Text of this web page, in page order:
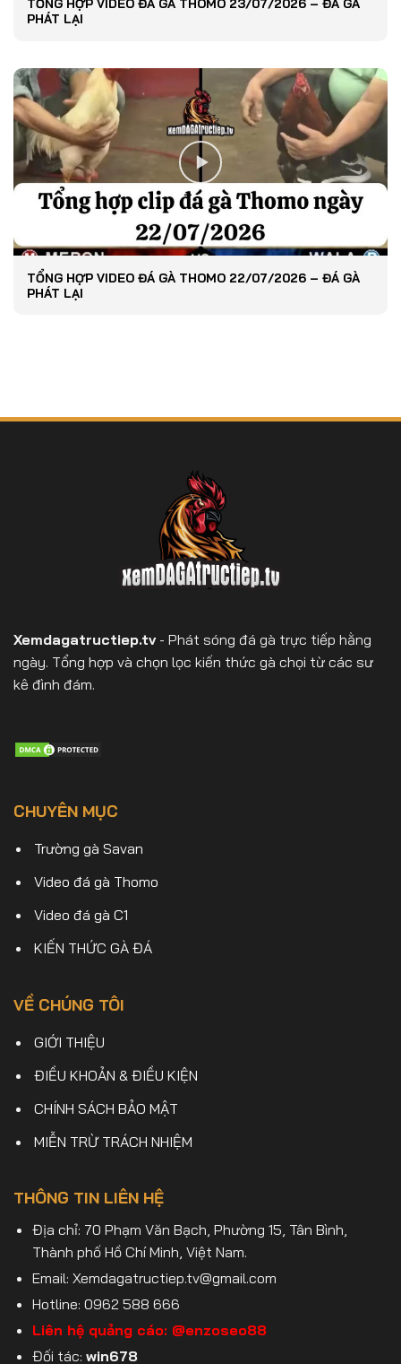
TỔNG HỢP VIDEO ĐÁ GÀ THOMO 23/07/2026 – ĐÁ GÀ
PHÁT LẠI
TỔNG HỢP VIDEO ĐÁ GÀ THOMO 22/07/2026 – ĐÁ GÀ
PHÁT LẠI
Xemdagatructiep.tv- Phát sóng đá gà trực tiếp hằng
ngày. Tổng hợp và chọn lọc kiến thức gà chọi từ các sư
kê đình đám.
CHUYÊN MỤC
Trường gà Savan
Video đá gà Thomo
Video đá gà C1
KIẾN THỨC GÀ ĐÁ
VỀ CHÚNG TÔI
GIỚI THIỆU
ĐIỀU KHOẢN & ĐIỀU KIỆN
CHÍNH SÁCH BẢO MẬT
MIỄN TRỪ TRÁCH NHIỆM
THÔNG TIN LIÊN HỆ
Địa chỉ: 70 Phạm Văn Bạch, Phường 15, Tân Bình,
Thành phố Hồ Chí Minh, Việt Nam.
Email: Xemdagatructiep.tv@gmail.com
Hotline: 0962 588 666
Liên hệ quảng cáo: @enzoseo88
Đối tác: win678